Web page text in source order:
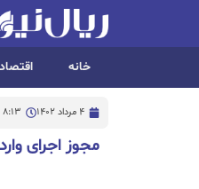
خانه
4 مرداد 1402 8:13 ب.ظ
مجوز اجرای